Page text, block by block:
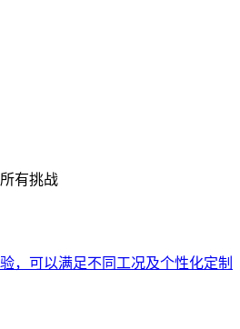
有挑战
，可以满足不同工况及个性化定制